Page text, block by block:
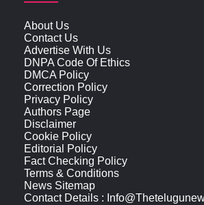
About Us
Contact Us
Advertise With Us
DNPA Code Of Ethics
DMCA Policy
Correction Policy
Privacy Policy
Authors Page
Disclaimer
Cookie Policy
Editorial Policy
Fact Checking Policy
Terms & Conditions
News Sitemap
Contact Details :